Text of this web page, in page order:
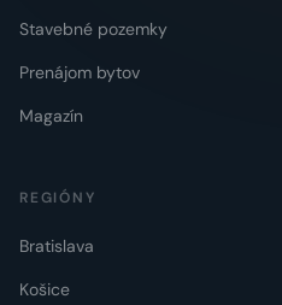
Stavebné pozemky
Prenájom bytov
Magazín
REGIÓNY
Bratislava
Košice